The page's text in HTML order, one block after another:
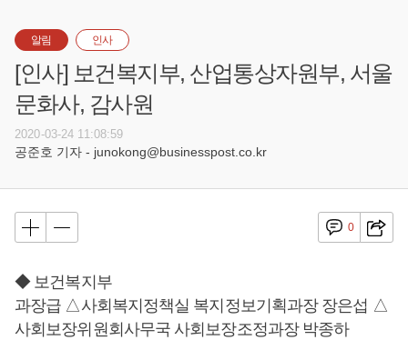
알림 인사
[인사] 보건복지부, 산업통상자원부, 서울
문화사, 감사원
2020-03-24 11:08:59
공준호 기자 - junokong@businesspost.co.kr
0
◆ 보건복지부
과장급 △사회복지정책실 복지정보기획과장 장은섭 △
사회보장위원회사무국 사회보장조정과장 박종하